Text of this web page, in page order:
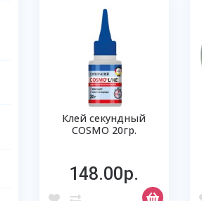
Клей секундный
COSMO 20гр.
148.00р.